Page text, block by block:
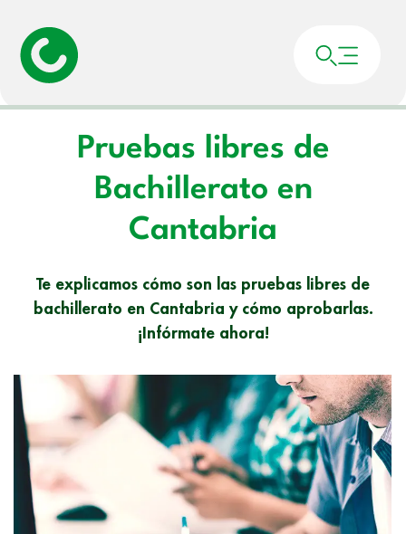
Portada»
Pruebas libres de
Bachillerato en
Cantabria
Te explicamos cómo son las pruebas libres de
bachillerato en Cantabria y cómo aprobarlas.
¡Infórmate ahora!